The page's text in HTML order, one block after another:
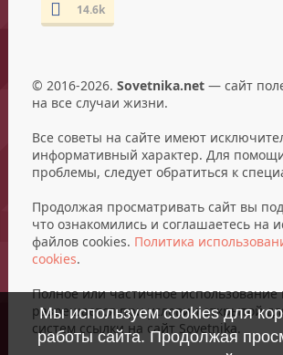
14.6k
© 2016-2026. Sovetnika.net— сайт
на все случаи жизни.
Все советы на сайте имеют
информативный характер. Для
проблемы, следует обратиться к
Продолжая просматривать сайт вы
что ознакомились и соглашаетесь на
файлов cookies. Политика
cookies.
Полное или частичное использование
разрешается при условии открытой
систем ссылки на сайт Sovetnika.
Мы используем cookies для
работы сайта. Продолжая